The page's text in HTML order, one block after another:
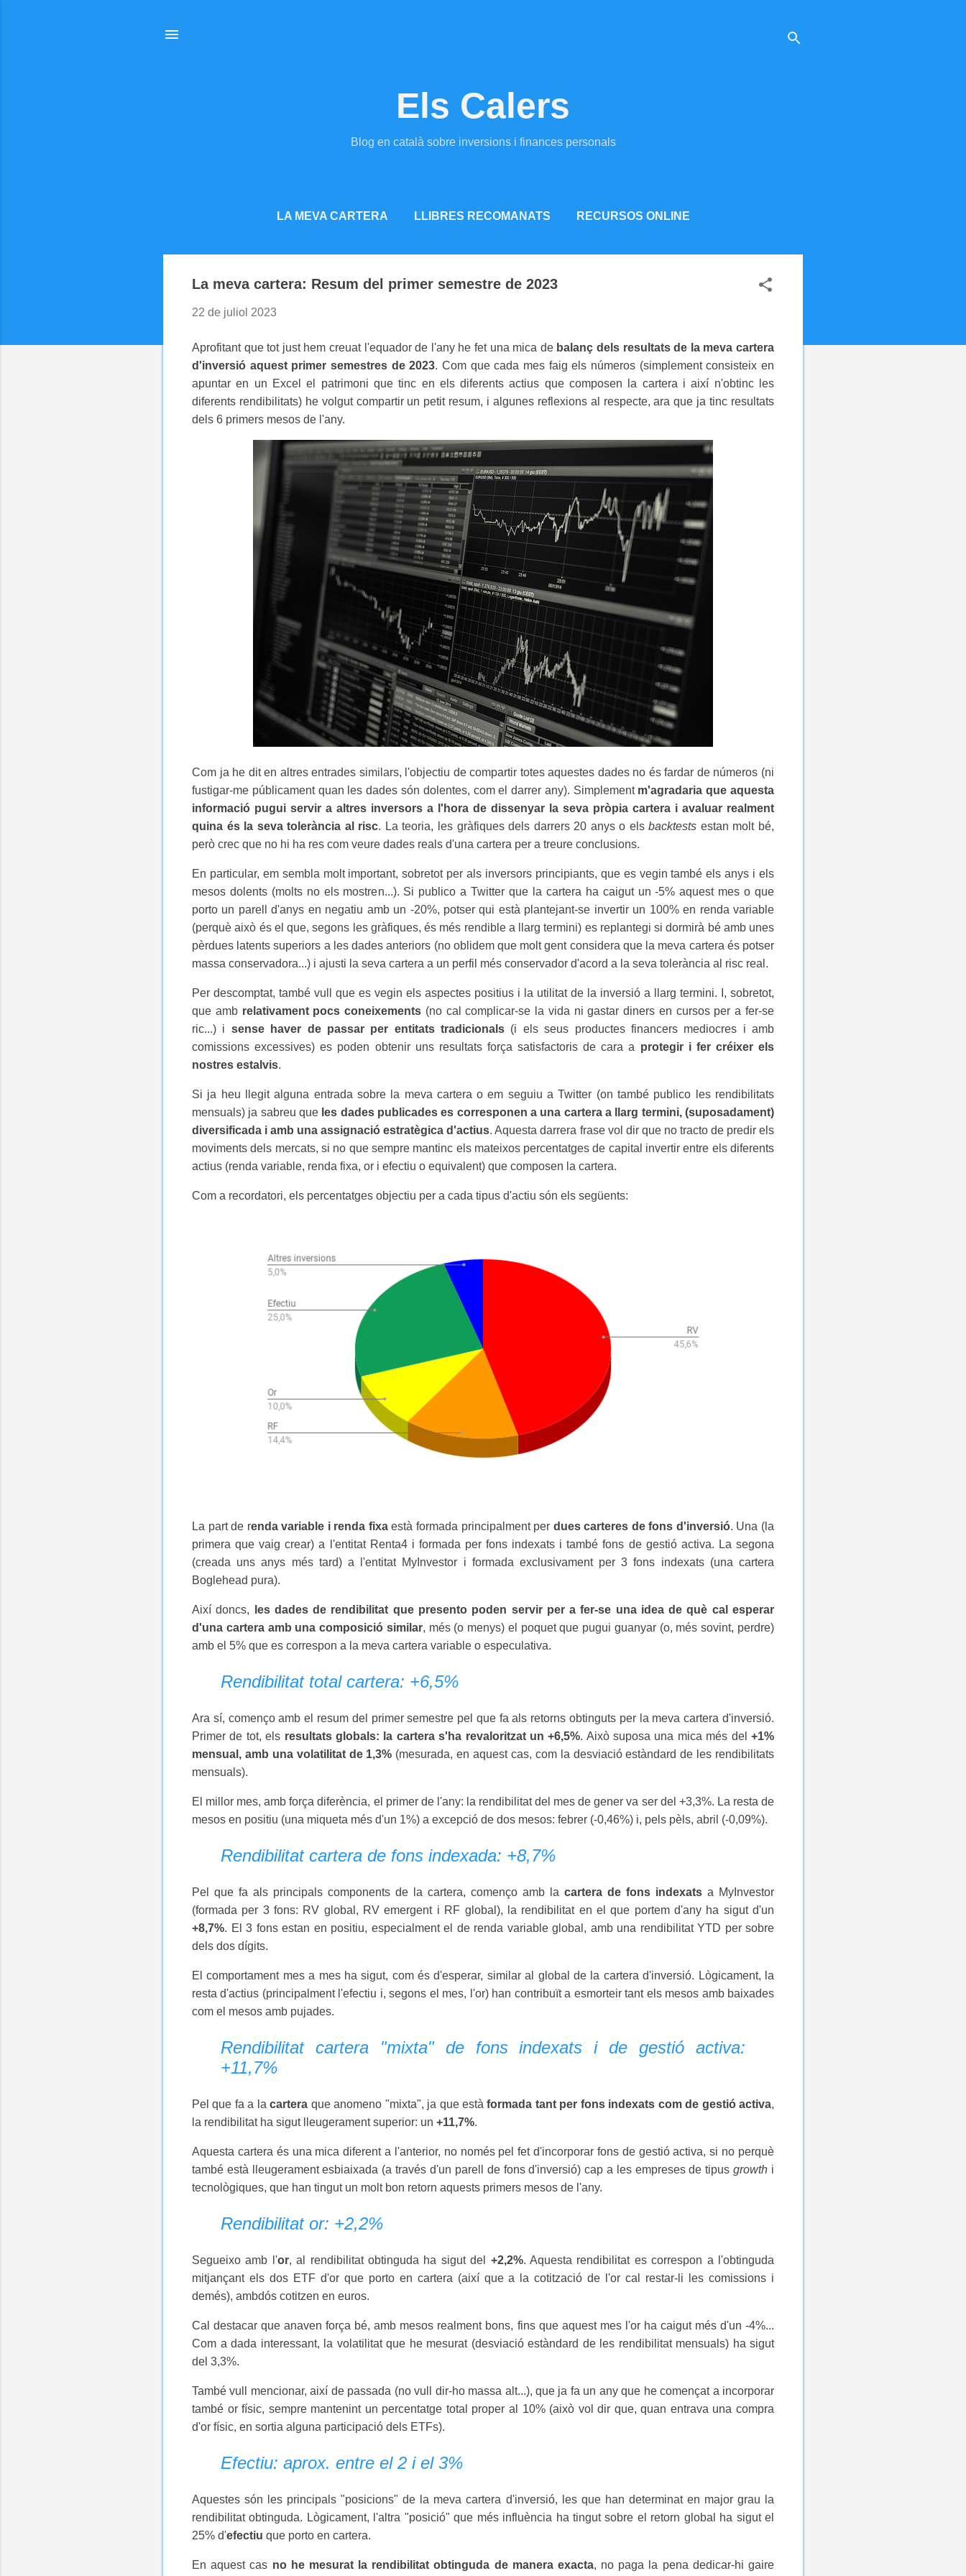
Els Calers
Blog en català sobre inversions i finances personals
LA MEVA CARTERA LLIBRES RECOMANATS RECURSOS ONLINE
La meva cartera: Resum del primer semestre de 2023
22 de juliol 2023
Aprofitant que tot just hem creuat l'equador de l'any he fet una mica de balanç dels resultats de la meva cartera
d'inversió aquest primer semestres de 2023. Com que cada mes faig els números (simplement consisteix en
apuntar en un Excel el patrimoni que tinc en els diferents actius que composen la cartera i així n'obtinc les
diferents rendibilitats) he volgut compartir un petit resum, i algunes reflexions al respecte, ara que ja tinc resultats
dels 6 primers mesos de l'any.
Com ja he dit en altres entrades similars, l'objectiu de compartir totes aquestes dades no és fardar de números (ni
fustigar-me públicament quan les dades són dolentes, com el darrer any). Simplement m'agradaria que aquesta
informació pugui servir a altres inversors a l'hora de dissenyar la seva pròpia cartera i avaluar realment
quina és la seva tolerància al risc. La teoria, les gràfiques dels darrers 20 anys o elsbacktests estan molt bé,
però crec que no hi ha res com veure dades reals d'una cartera per a treure conclusions.
En particular, em sembla molt important, sobretot per als inversors principiants, que es vegin també els anys i els
mesos dolents (molts no els mostren...). Si publico a Twitter que la cartera ha caigut un -5% aquest mes o que
porto un parell d'anys en negatiu amb un -20%, potser qui està plantejant-se invertir un 100% en renda variable
(perquè això és el que, segons les gràfiques, és més rendible a llarg termini) es replantegi si dormirà bé amb unes
pèrdues latents superiors a les dades anteriors (no oblidem que molt gent considera que la meva cartera és potser
massa conservadora...) i ajusti la seva cartera a un perfil més conservador d'acord a la seva tolerància al risc real.
Per descomptat, també vull que es vegin els aspectes positius i la utilitat de la inversió a llarg termini. I, sobretot,
que amb relativament pocs coneixements (no cal complicar-se la vida ni gastar diners en cursos per a fer-se
ric...) i sense haver de passar per entitats tradicionals (i els seus productes financers mediocres i amb
comissions excessives) es poden obtenir uns resultats força satisfactoris de cara a protegir i fer créixer els
nostres estalvis.
Si ja heu llegit alguna entrada sobre la meva cartera o em seguiu a Twitter (on també publico les rendibilitats
mensuals) ja sabreu que les dades publicades es corresponen a una cartera a llarg termini, (suposadament)
diversificada i amb una assignació estratègica d'actius. Aquesta darrera frase vol dir que no tracto de predir els
moviments dels mercats, si no que sempre mantinc els mateixos percentatges de capital invertir entre els diferents
actius (renda variable, renda fixa, or i efectiu o equivalent) que composen la cartera.
Com a recordatori, els percentatges objectiu per a cada tipus d'actiu són els següents:
La part de renda variable i renda fixaestà formada principalment per dues carteres de fons d'inversió. Una (la
primera que vaig crear) a l'entitat Renta4 i formada per fons indexats i també fons de gestió activa. La segona
(creada uns anys més tard) a l'entitat MyInvestor i formada exclusivament per 3 fons indexats (una cartera
Boglehead pura).
Així doncs,
les dades de rendibilitat que presento poden servir per a fer-se una idea de què cal esperar
d'una cartera amb una composició similar, més (o menys) el poquet que pugui guanyar (o, més sovint, perdre)
amb el 5% que es correspon a la meva cartera variable o especulativa.
Rendibilitat total cartera: +6,5%
Ara sí, començo amb el resum del primer semestre pel que fa als retorns obtinguts per la meva cartera d'inversió.
Primer de tot, els resultats globals: la cartera s'ha revaloritzat un +6,5%. Això suposa una mica més del+1%
mensual, amb una volatilitat de 1,3% (mesurada, en aquest cas, com la desviació estàndard de les rendibilitats
mensuals).
El millor mes, amb força diferència, el primer de l'any: la rendibilitat del mes de gener va ser del +3,3%. La resta de
mesos en positiu (una miqueta més d'un 1%) a excepció de dos mesos: febrer (-0,46%) i, pels pèls, abril (-0,09%).
Rendibilitat cartera de fons indexada: +8,7%
Pel que fa als principals components de la cartera, començo amb la cartera de fons indexats a MyInvestor
(formada per 3 fons: RV global, RV emergent i RF global), la rendibilitat en el que portem d'any ha sigut d'un
+8,7%. El 3 fons estan en positiu, especialment el de renda variable global, amb una rendibilitat YTD per sobre
dels dos dígits.
El comportament mes a mes ha sigut, com és d'esperar, similar al global de la cartera d'inversió. Lògicament, la
resta d'actius (principalment l'efectiu i, segons el mes, l'or) han contribuït a esmorteir tant els mesos amb baixades
com el mesos amb pujades.
Rendibilitat cartera "mixta" de fons indexats i de gestió activa:
+11,7%
Pel que fa a lacartera que anomeno "mixta", ja que estàformada tant per fons indexats com de gestió activa,
la rendibilitat ha sigut lleugerament superior: un +11,7%.
Aquesta cartera és una mica diferent a l'anterior, no només pel fet d'incorporar fons de gestió activa, si no perquè
també està lleugerament esbiaixada (a través d'un parell de fons d'inversió) cap a les empreses de tipusgrowth i
tecnològiques, que han tingut un molt bon retorn aquests primers mesos de l'any.
Rendibilitat or: +2,2%
Segueixo amb l'or, al rendibilitat obtinguda ha sigut del +2,2%. Aquesta rendibilitat es correspon a l'obtinguda
mitjançant els dos ETF d'or que porto en cartera (així que a la cotització de l'or cal restar-li les comissions i
demés), ambdós cotitzen en euros.
Cal destacar que anaven força bé, amb mesos realment bons, fins que aquest mes l'or ha caigut més d'un -4%...
Com a dada interessant, la volatilitat que he mesurat (desviació estàndard de les rendibilitat mensuals) ha sigut
del 3,3%.
També vull mencionar, així de passada (no vull dir-ho massa alt...), que ja fa un any que he començat a incorporar
també or físic, sempre mantenint un percentatge total proper al 10% (això vol dir que, quan entrava una compra
d'or físic, en sortia alguna participació dels ETFs).
Efectiu: aprox. entre el 2 i el 3%
Aquestes són les principals "posicions" de la meva cartera d'inversió, les que han determinat en major grau la
rendibilitat obtinguda. Lògicament, l'altra "posició" que més influència ha tingut sobre el retorn global ha sigut el
25% d'efectiu que porto en cartera.
En aquest cas no he mesurat la rendibilitat obtinguda de manera exacta, no paga la pena dedicar-hi gaire